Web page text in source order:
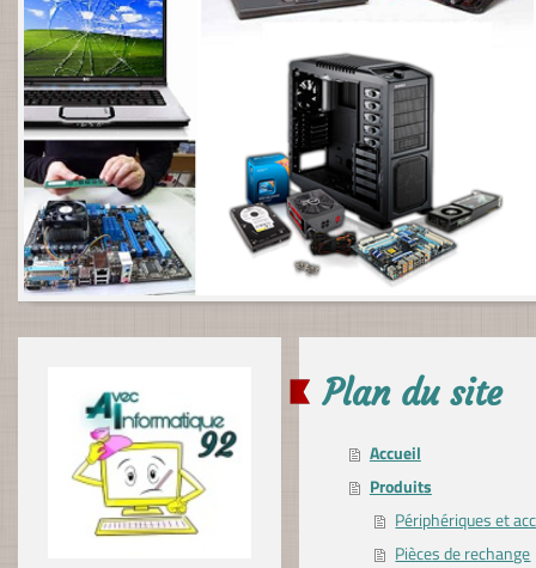
Plan du site
Accueil
Produits
Périphériques et
Pièces de rechange